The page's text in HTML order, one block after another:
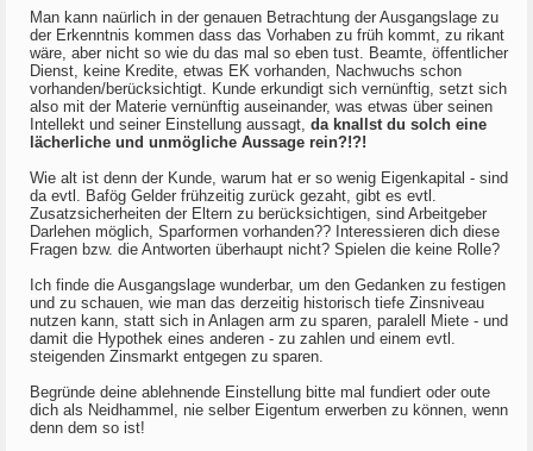
Man kann naürlich in der genauen Betrachtung der Ausgangslage zu
der Erkenntnis kommen dass das Vorhaben zu früh kommt, zu rikant
wäre, aber nicht so wie du das mal so eben tust. Beamte, öffentlicher
Dienst, keine Kredite, etwas EK vorhanden, Nachwuchs schon
vorhanden/berücksichtigt. Kunde erkundigt sich vernünftig, setzt sich
also mit der Materie vernünftig auseinander, was etwas über seinen
Intellekt und seiner Einstellung aussagt, da knallst du solch eine
lächerliche und unmögliche Aussage rein?!?!
Wie alt ist denn der Kunde, warum hat er so wenig Eigenkapital - sind
da evtl. Bafög Gelder frühzeitig zurück gezaht, gibt es evtl.
Zusatzsicherheiten der Eltern zu berücksichtigen, sind Arbeitgeber
Darlehen möglich, Sparformen vorhanden?? Interessieren dich diese
Fragen bzw. die Antworten überhaupt nicht? Spielen die keine Rolle?
Ich finde die Ausgangslage wunderbar, um den Gedanken zu festigen
und zu schauen, wie man das derzeitig historisch tiefe Zinsniveau
nutzen kann, statt sich in Anlagen arm zu sparen, paralell Miete - und
damit die Hypothek eines anderen - zu zahlen und einem evtl.
steigenden Zinsmarkt entgegen zu sparen.
Begründe deine ablehnende Einstellung bitte mal fundiert oder oute
dich als Neidhammel, nie selber Eigentum erwerben zu können, wenn
denn dem so ist!